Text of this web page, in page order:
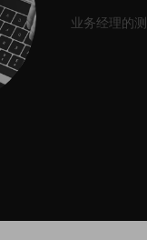
模特的描